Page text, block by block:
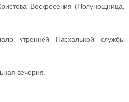
Воскресения (Полунощница,
утренней Пасхальной службы
вечерня.